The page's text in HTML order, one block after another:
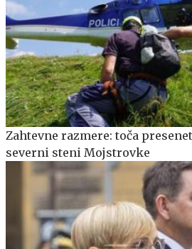
Zahtevne razmere: toča
severni steni Mojstrovke